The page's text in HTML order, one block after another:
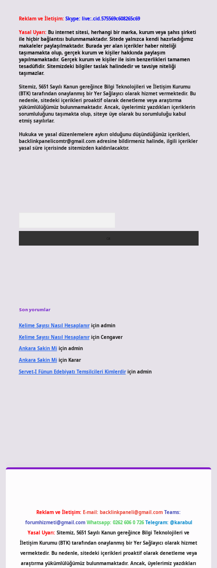
Reklam ve İletişim: Skype: live:.cid.575569c608265c69
Yasal Uyarı: Bu internet sitesi, herhangi bir marka, kurum veya şahıs şirketi
ile hiçbir bağlantısı bulunmamaktadır. Sitede yalnızca kendi hazırladığımız
makaleler paylaşılmaktadır. Burada yer alan içerikler haber niteliği
taşımamakta olup, gerçek kurum ve kişiler hakkında paylaşım
yapılmamaktadır. Gerçek kurum ve kişiler ile isim benzerlikleri tamamen
tesadüfidir. Sitemizdeki bilgiler taslak halindedir ve tavsiye niteliği
taşımazlar.
Sitemiz, 5651 Sayılı Kanun gereğince Bilgi Teknolojileri ve İletişim Kurumu
(BTK) tarafından onaylanmış bir Yer Sağlayıcı olarak hizmet vermektedir. Bu
nedenle, sitedeki içerikleri proaktif olarak denetleme veya araştırma
yükümlülüğümüz bulunmamaktadır. Ancak, üyelerimiz yazdıkları içeriklerin
sorumluluğunu taşımakta olup, siteye üye olarak bu sorumluluğu kabul
etmiş sayılırlar.
Hukuka ve yasal düzenlemelere aykırı olduğunu düşündüğünüz içerikleri,
backlinkpanelicomtr@gmail.comadresine bildirmeniz halinde, ilgili içerikler
yasal süre içerisinde sitemizden kaldırılacaktır.
Son yorumlar
Kelime Sayısı Nasıl Hesaplanıriçin admin
Kelime Sayısı Nasıl Hesaplanıriçin Cengaver
Ankara Sakin Miiçin admin
Ankara Sakin Miiçin Karar
Servet-I Fünun Edebiyatı Temsilcileri Kimlerdiriçin admin
Reklam ve İletişim: E-mail: backlinkpaneli@gmail.com Teams:
forumhizmeti@gmail.com Whatsapp: 0262 606 0 726 Telegram: @karabul
Yasal Uyarı: Sitemiz, 5651 Sayılı Kanun gereğince Bilgi Teknolojileri ve
İletişim Kurumu (BTK) tarafından onaylanmış bir Yer Sağlayıcı olarak hizmet
vermektedir. Bu nedenle, sitedeki içerikleri proaktif olarak denetleme veya
araştırma yükümlülüğümüz bulunmamaktadır. Ancak, üyelerimiz yazdıkları